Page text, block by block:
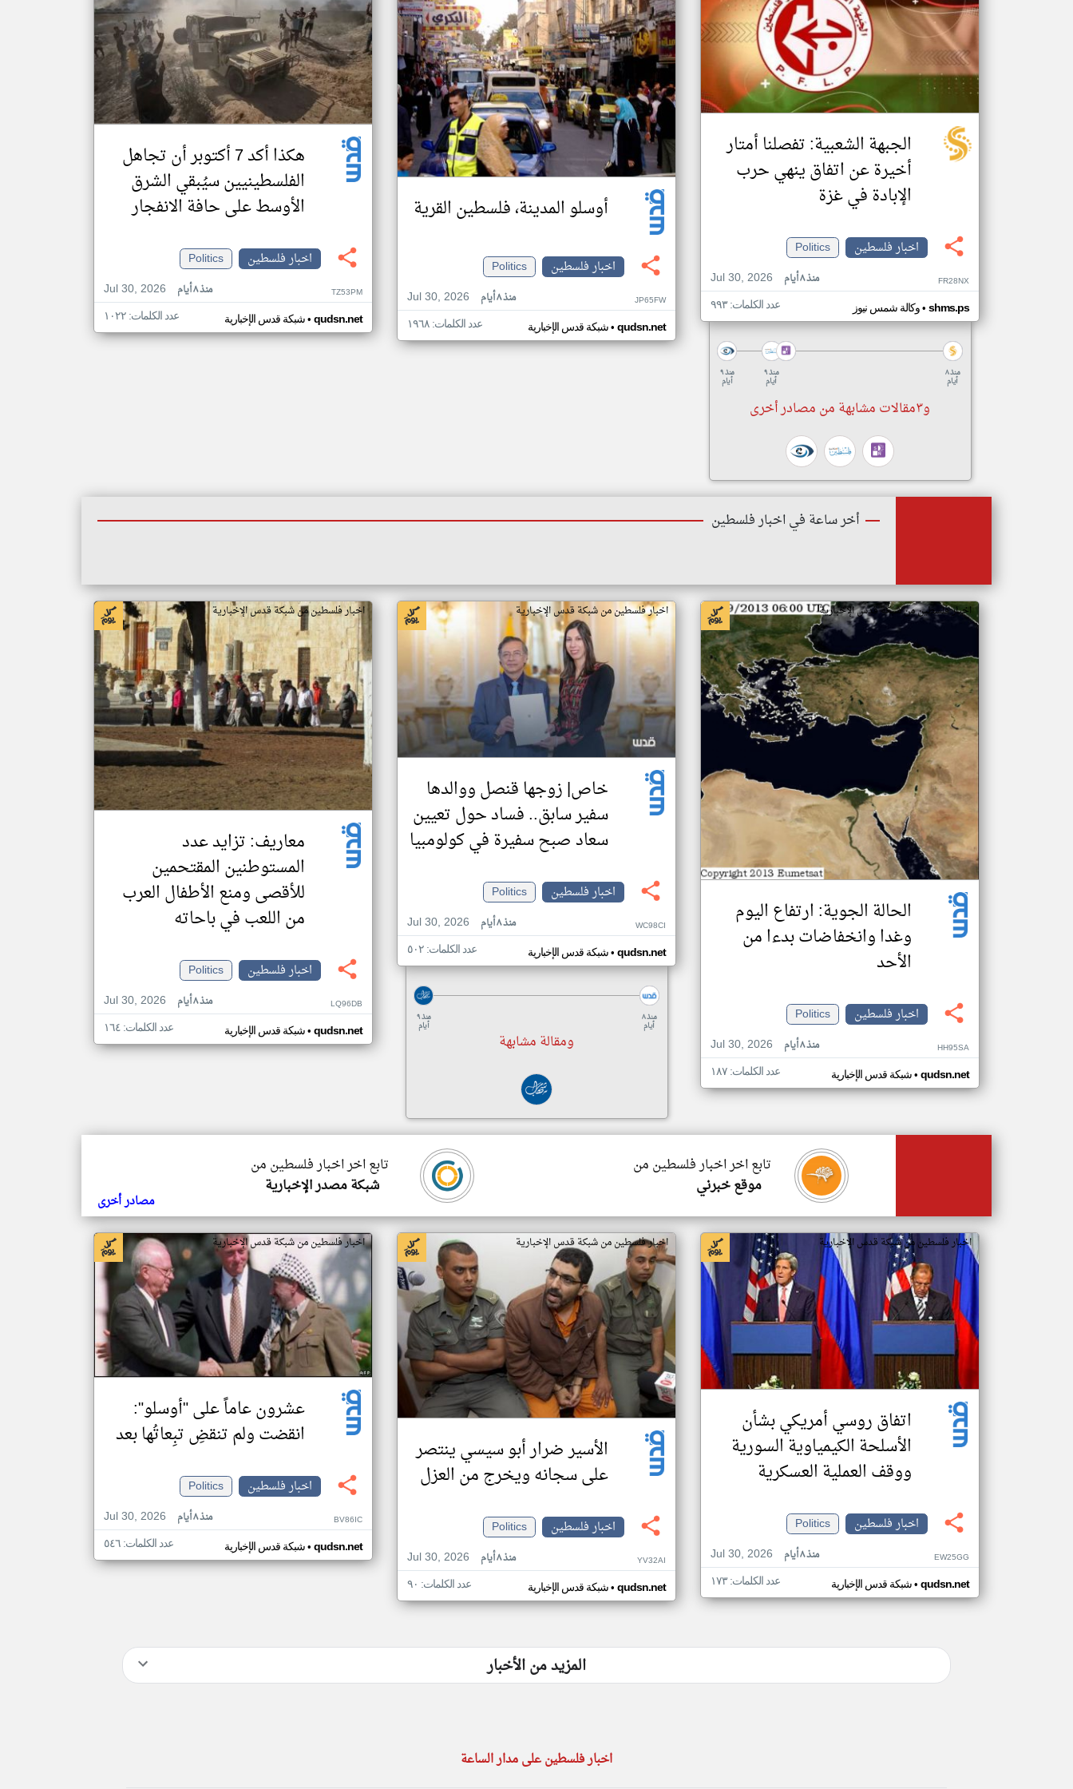
الجبهة الشعبية: تفصلنا أمتار
أخيرة عن اتفاق ينهي حرب
الإبادة في غزة
اخبار فلسطين
Politics
Jul 30, 2026
منذ ٨ أيام FR28NX
وكالة شمس نيوز• shms.ps عدد الكلمات: ٩٩٣
منذ ٩
أيام
منذ ٩
أيام
منذ ٨
أيام
و٣مقالات مشابهة من مصادر أخرى
أوسلو المدينة، فلسطين القرية
اخبار فلسطين
Politics
Jul 30, 2026
منذ ٨ أيام JP65FW
شبكة قدس الإخبارية• qudsn.net عدد الكلمات: ١٩٦٨
هكذا أكد 7 أكتوبر أن تجاهل
الفلسطينيين سيُبقي الشرق
الأوسط على حافة الانفجار
اخبار فلسطين
Politics
Jul 30, 2026
منذ ٨ أيام TZ53PM
شبكة قدس الإخبارية• qudsn.net عدد الكلمات: ١٠٢٢
أخر ساعة في اخبار فلسطين
اخبار فلسطين من شبكة قدس الإخبارية
الحالة الجوية: ارتفاع اليوم
وغدا وانخفاضات بدءا من
الأحد
اخبار فلسطين
Politics
Jul 30, 2026
منذ ٨ أيام HH95SA
شبكة قدس الإخبارية• qudsn.net عدد الكلمات: ١٨٧
اخبار فلسطين من شبكة قدس الإخبارية
خاص| زوجها قنصل ووالدها
سفير سابق.. فساد حول تعيين
سعاد صبح سفيرة في كولومبيا
اخبار فلسطين
Politics
Jul 30, 2026
منذ ٨ أيام WC98CI
شبكة قدس الإخبارية• qudsn.net عدد الكلمات: ٥٠٢
منذ ٩
أيام
منذ ٨
أيام
ومقالة مشابهة
اخبار فلسطين من شبكة قدس الإخبارية
معاريف: تزايد عدد
المستوطنين المقتحمين
للأقصى ومنع الأطفال العرب
من اللعب في باحاته
اخبار فلسطين
Politics
Jul 30, 2026
منذ ٨ أيام LQ96DB
شبكة قدس الإخبارية• qudsn.net عدد الكلمات: ١٦٤
تابع اخر اخبار فلسطين من
شبكة مصدر الإخبارية
تابع اخر اخبار فلسطين من
موقع خبرني
مصادر أخرى
اخبار فلسطين من شبكة قدس الإخبارية
اتفاق روسي أمريكي بشأن
الأسلحة الكيمياوية السورية
ووقف العملية العسكرية
اخبار فلسطين
Politics
Jul 30, 2026
منذ ٨ أيام EW25GG
شبكة قدس الإخبارية• qudsn.net عدد الكلمات: ١٧٣
اخبار فلسطين من شبكة قدس الإخبارية
الأسير ضرار أبو سيسي ينتصر
على سجانه ويخرج من العزل
اخبار فلسطين
Politics
Jul 30, 2026
منذ ٨ أيام YV32AI
شبكة قدس الإخبارية• qudsn.net عدد الكلمات: ٩٠
اخبار فلسطين من شبكة قدس الإخبارية
عشرون عاماً على "أوسلو":
انقضت ولم تنقضِ تبِعاتُها بعد
اخبار فلسطين
Politics
Jul 30, 2026
منذ ٨ أيام BV86IC
شبكة قدس الإخبارية• qudsn.net عدد الكلمات: ٥٤٦
المزيد من الأخبار
اخبار فلسطين على مدار الساعة